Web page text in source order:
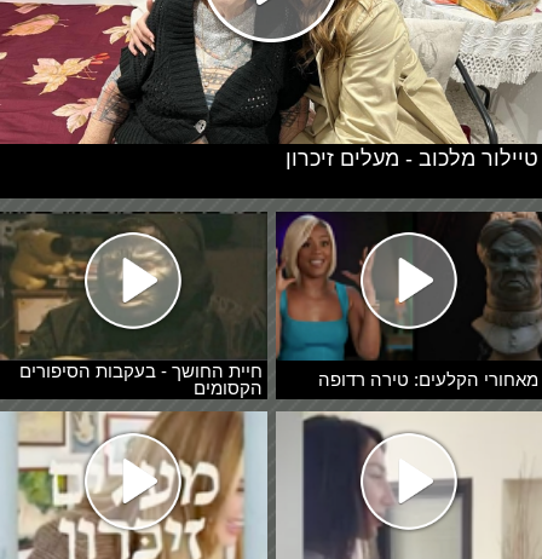
מאחורי הקלעים: טירה רדופה
חיית החושך - בעקבות הסיפורים
הקסומים
טיילור מלכוב - מעלים זיכרון